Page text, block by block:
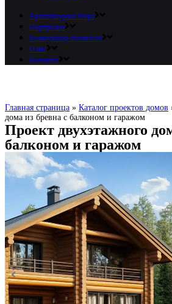
Архитектурное бюро
Портфолио
Калькулятор стоимости
О нас
Контакты
Главная страница » Каталог проектов домов
дома из бревна с балконом и гаражом
Проект двухэтажного
балконом и гаражом